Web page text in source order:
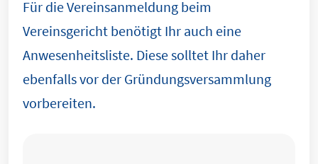
Für die Vereinsanmeldung beim
Vereinsgericht benötigt Ihr auch eine
Anwesenheitsliste. Diese solltet Ihr daher
ebenfalls vor der Gründungsversammlung
vorbereiten.